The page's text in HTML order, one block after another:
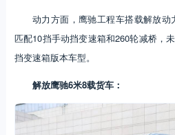
动力方面，鹰驰工程车搭载解放动
匹配10挡手动挡变速箱和260轮减桥，
挡变速箱版本车型。
解放鹰驰6米8载货车：